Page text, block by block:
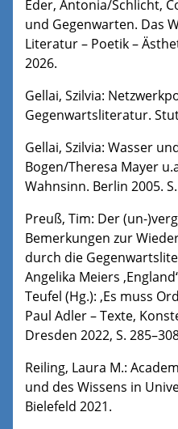
Eder, Antonia/Schlicht,
und Gegenwarten. Das
Literatur – Poetik –
2026.
Gellai, Szilvia:
Gegenwartsliteratur.
Gellai, Szilvia: Wasser
Bogen/Theresa Mayer
Wahnsinn. Berlin 2005.
Preuß, Tim: Der (un-
Bemerkungen zur
durch die
Angelika Meiers
Teufel (Hg.): ‚Es muss
Paul Adler – Texte,
Dresden 2022, S.
Reiling, Laura M.:
und des Wissens in
Bielefeld 2021.